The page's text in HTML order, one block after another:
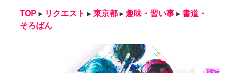
TOP ▸ リクエスト ▸ 東京都 ▸ 趣味・習い事 ▸ 書道・
そろばん